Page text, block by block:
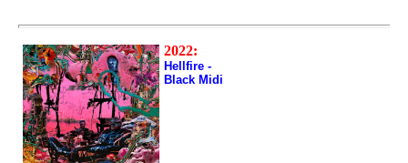
2022:
Hellfire -
Black Midi